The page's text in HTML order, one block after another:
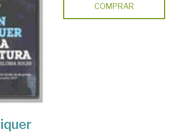
COMPRAR